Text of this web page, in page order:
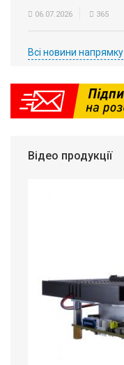
06.07.2026 365
Всі новини напрямку
Відео продукції